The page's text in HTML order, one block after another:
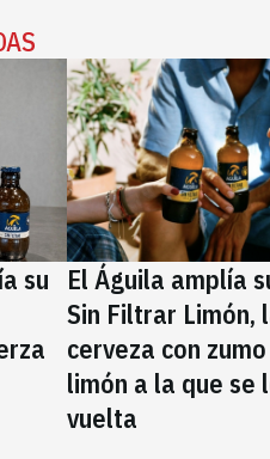
su
El Águila amplía
Sin Filtrar Limón,
cerveza con
limón a la que se
vuelta